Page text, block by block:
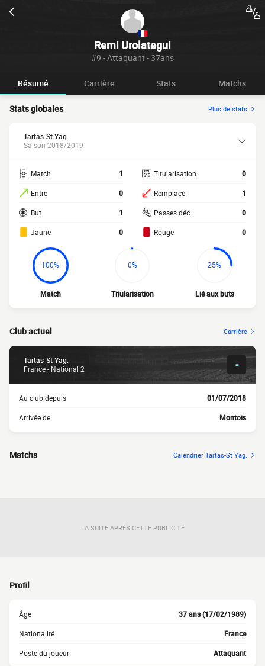
Remi Urolategui
#9 - Attaquant - 37ans
Résumé Carrière Stats Matchs
Stats globales Plus de stats
Tartas-St Yag.
Saison 2018/2019
Match 1
Entré 0
But 1
Jaune 0
Titularisation 0
Remplacé 1
Passes déc. 0
Rouge 0
100%
Match
0%
Titularisation
25%
Lié aux buts
Club actuel Carrière
Tartas-St Yag.
France - National 2
-
Au club depuis 01/07/2018
Arrivée de Montois
Matchs Calendrier Tartas-St Yag.
LA SUITE APRÈS CETTE PUBLICITÉ
Profil
Âge 37 ans (17/02/1989)
Nationalité France
Poste du joueur Attaquant